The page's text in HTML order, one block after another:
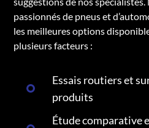
passionnés de pneus et
les meilleures options
plusieurs facteurs :
Essais routiers et
produits
Étude comparative